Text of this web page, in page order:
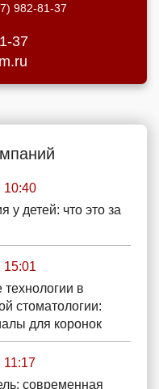
982-81-37
37
10:40
у детей: что это за
15:01
в
стоматологии:
для коронок
11:17
современная